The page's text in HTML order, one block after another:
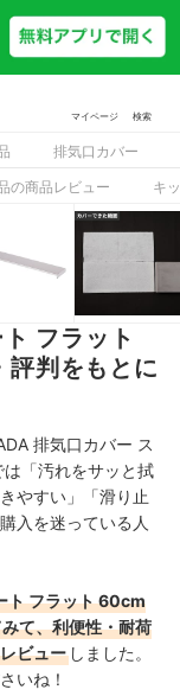
マイページ 検索
排気口カバー
の商品レビュー キ
フラット
判をもとに
排気口カバー ス
「汚れをサッと拭
やすい」「滑り止
入を迷っている人
ト フラット 60cm
て、利便性・耐荷
ビュー しました。
いね！